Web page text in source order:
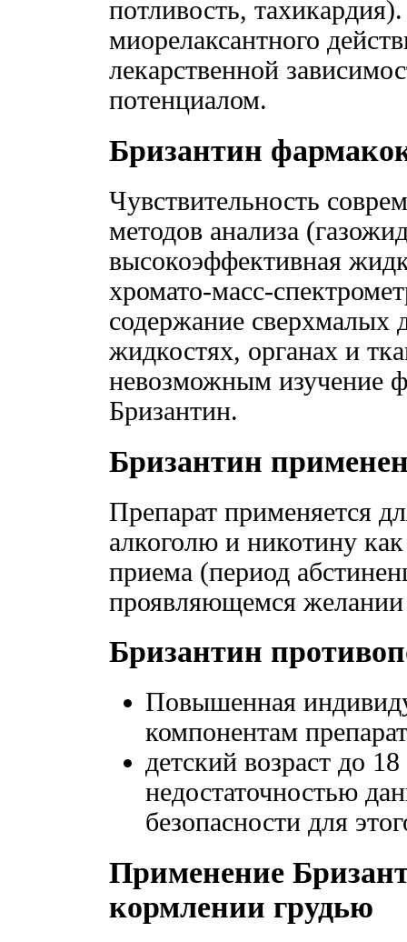
потливость,
миорелаксантного
лекарственной
потенциалом.
Бризантин
Чувствительность
методов анализа
высокоэффективная
хромато-масс-
содержание сверхмалых
жидкостях, органах и
невозможным изучение
Бризантин.
Бризантин
Препарат применяется
алкоголю и никотину
приема (период
проявляющемся желании
Бризантин
Повышенная
компонентам
детский возраст до
недостаточностью
безопасности для
Применение
кормлении грудью